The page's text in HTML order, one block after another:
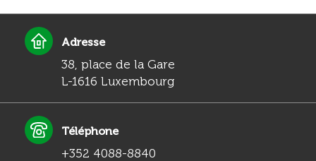
Adresse
38, place de la Gare
L-1616 Luxembourg
Téléphone
+352 4088-8840